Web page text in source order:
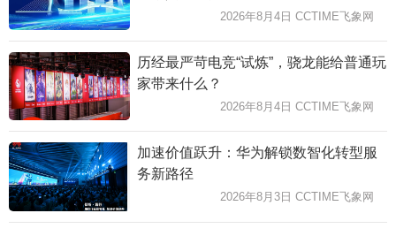
2026年8月4日 CCTIME飞象网
历经最严苛电竞“试炼”，骁龙能给普通玩
家带来什么？
2026年8月4日 CCTIME飞象网
加速价值跃升：华为解锁数智化转型服
务新路径
2026年8月3日 CCTIME飞象网